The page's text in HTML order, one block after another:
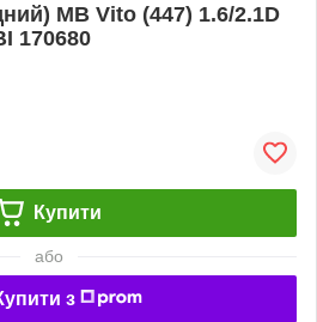
MB Vito (447) 1.6/2.1D
170680
Купити
або
з